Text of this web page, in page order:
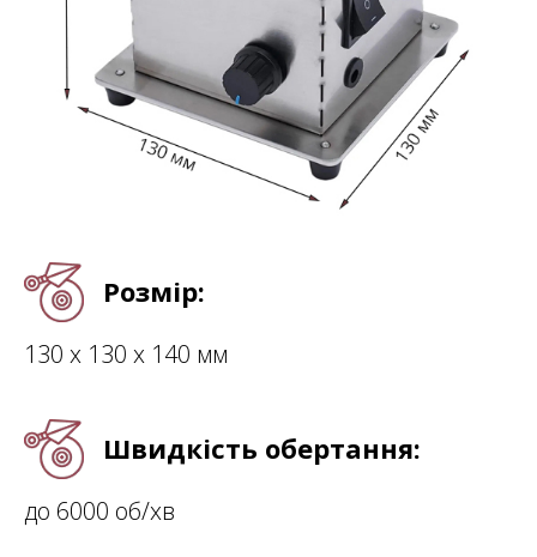
Розмір:
130 х 130 х 140 мм
Швидкість обертання:
до 6000 об/хв